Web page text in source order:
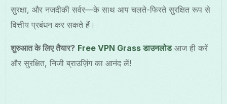
सुरक्षा, और नजदीकी सर्वर—के साथ आप चलते-फिरते सुरक्षित रूप से
वित्तीय प्रबंधन कर सकते हैं।
शुरुआत के लिए तैयार? Free VPN Grass डाउनलोडआज ही करें
और सुरक्षित, निजी ब्राउज़िंग का आनंद लें!